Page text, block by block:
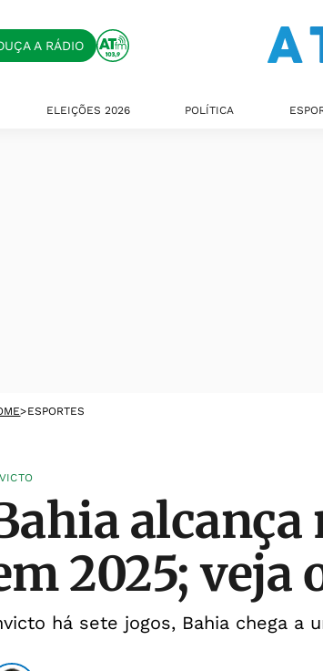
A RÁDIO
ELEIÇÕES 2026 POLÍTICA
>ESPORTES
2025;
há sete jogos, Bahia chega a